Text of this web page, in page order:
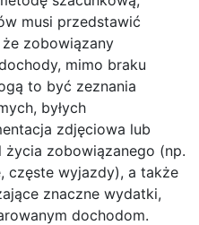
musi przedstawić
zobowiązany
mimo braku
to być zeznania
byłych
zdjęciowa lub
zobowiązanego (np.
częste wyjazdy), a także
znaczne wydatki,
dochodom.